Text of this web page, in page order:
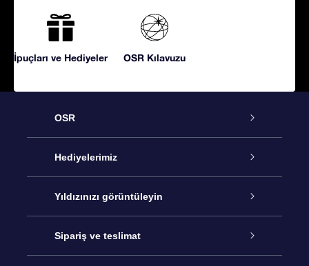
İpuçları ve Hediyeler OSR Kılavuzu
OSR
Hizmet
İletişim
Blogu
Hediyelerimiz
Çevrimiçi Yıldız Hediyesi
OSR Hediye Paketi
Yıldızınızı görüntüleyin
Star Register
Sipariş ve teslimat